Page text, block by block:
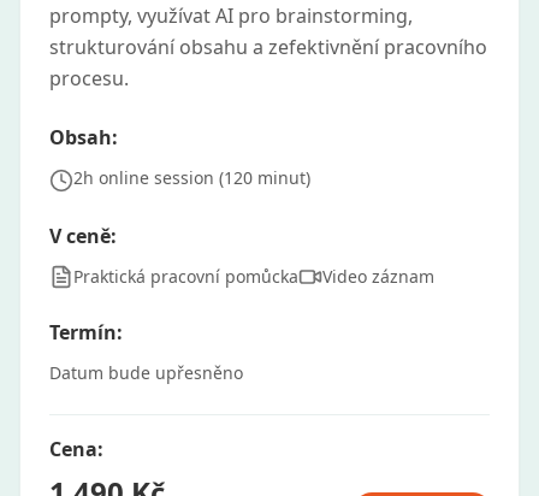
prompty, využívat AI pro brainstorming,
strukturování obsahu a zefektivnění pracovního
procesu.
Obsah:
2h online session (120 minut)
V ceně:
Praktická pracovní pomůcka Video záznam
Termín:
Datum bude upřesněno
Cena: